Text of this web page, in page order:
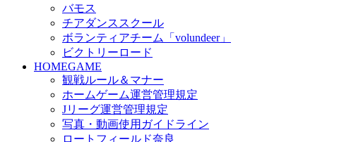
奈良クラブ明治安田Ｊ3リーグ 2026/27シーズン「鹿パス」
観戦ルール＆マナー
FANCOMMUNITY
2026/27ファンコミュニティ
サポートショップ
GOODS
オフィシャルストア（実店舗）
オンラインストア
ACADEMY
アカデミーについて
バモス
チアダンススクール
ボランティアチーム「volundeer」
ビクトリーロード
HOMEGAME
観戦ルール＆マナー
ホームゲーム運営管理規定
Jリーグ運営管理規定
写真・動画使用ガイドライン
ロートフィールド奈良